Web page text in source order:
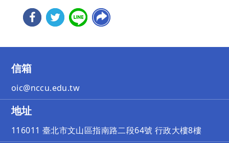
信箱
oic@nccu.edu.tw
地址
116011 臺北市文山區指南路二段64號 行政大樓8樓